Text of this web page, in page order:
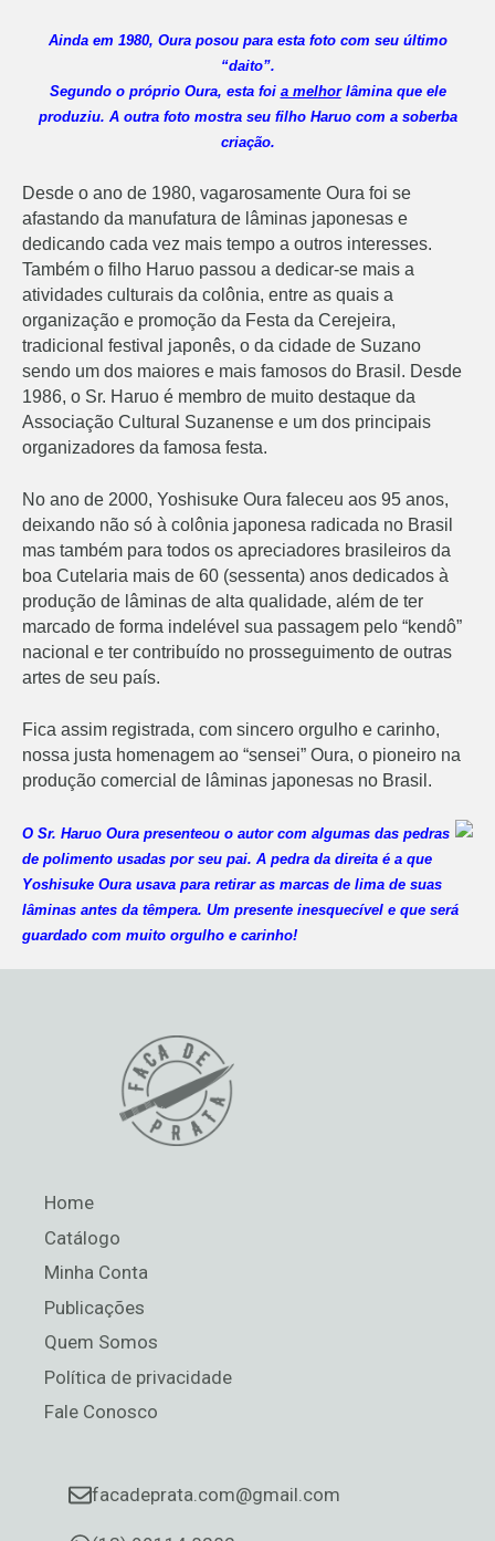
Ainda em 1980, Oura posou para esta foto com seu último
“daito”.
Segundo o próprio Oura, esta foi a melhorlâmina que ele
produziu. A outra foto mostra seu filho Haruo com a soberba
criação.
Desde o ano de 1980, vagarosamente Oura foi se
afastando da manufatura de lâminas japonesas e
dedicando cada vez mais tempo a outros interesses.
Também o filho Haruo passou a dedicar-se mais a
atividades culturais da colônia, entre as quais a
organização e promoção da Festa da Cerejeira,
tradicional festival japonês, o da cidade de Suzano
sendo um dos maiores e mais famosos do Brasil. Desde
1986, o Sr. Haruo é membro de muito destaque da
Associação Cultural Suzanense e um dos principais
organizadores da famosa festa.
No ano de 2000, Yoshisuke Oura faleceu aos 95 anos,
deixando não só à colônia japonesa radicada no Brasil
mas também para todos os apreciadores brasileiros da
boa Cutelaria mais de 60 (sessenta) anos dedicados à
produção de lâminas de alta qualidade, além de ter
marcado de forma indelével sua passagem pelo “kendô”
nacional e ter contribuído no prosseguimento de outras
artes de seu país.
Fica assim registrada, com sincero orgulho e carinho,
nossa justa homenagem ao “sensei” Oura, o pioneiro na
produção comercial de lâminas japonesas no Brasil.
O Sr. Haruo Oura presenteou o autor com algumas das pedras
de polimento usadas por seu pai. A pedra da direita é a que
Yoshisuke Oura usava para retirar as marcas de lima de suas
lâminas antes da têmpera. Um presente inesquecível e que será
guardado com muito orgulho e carinho!
Home
Catálogo
Minha Conta
Publicações
Quem Somos
Política de privacidade
Fale Conosco
facadeprata.com@gmail.com